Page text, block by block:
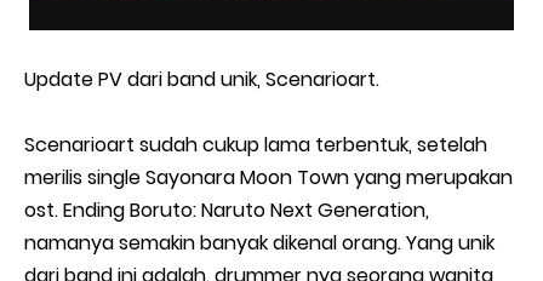
Update PV dari band unik, Scenarioart.
Scenarioart sudah cukup lama terbentuk, setelah
merilis single Sayonara Moon Town yang merupakan
ost. Ending Boruto: Naruto Next Generation,
namanya semakin banyak dikenal orang. Yang unik